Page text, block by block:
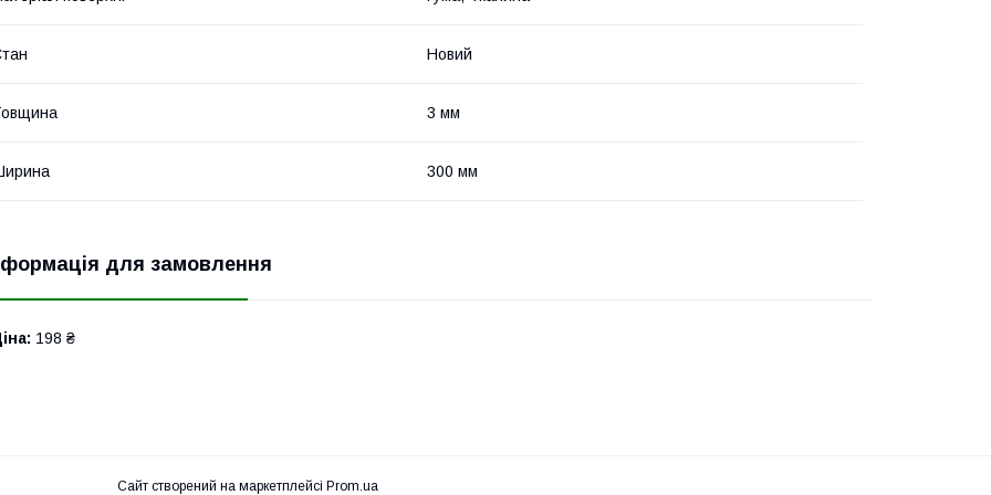
Новий
3 мм
300 мм
для замовлення
198 ₴
Сайт створений на маркетплейсі Prom.ua